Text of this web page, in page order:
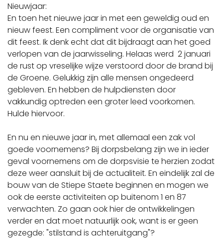
Nieuwjaar:
En toen het nieuwe jaar in met een geweldig oud en
nieuw feest. Een compliment voor de organisatie van
dit feest. Ik denk echt dat dit bijdraagt aan het goed
verlopen van de jaarwisseling. Helaas werd 2 januari
de rust op vreselijke wijze verstoord door de brand bij
de Groene. Gelukkig zijn alle mensen ongedeerd
gebleven. En hebben de hulpdiensten door
vakkundig optreden een groter leed voorkomen.
Hulde hiervoor.
En nu en nieuwe jaar in, met allemaal een zak vol
goede voornemens? Bij dorpsbelang zijn we in ieder
geval voornemens om de dorpsvisie te herzien zodat
deze weer aansluit bij de actualiteit. En eindelijk zal de
bouw van de Stiepe Staete beginnen en mogen we
ook de eerste activiteiten op buitenom 1 en 87
verwachten. Zo gaan ook hier de ontwikkelingen
verder en dat moet natuurlijk ook, want is er geen
gezegde: "stilstand is achteruitgang"?